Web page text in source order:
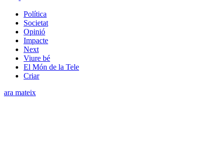
Política
Societat
Opinió
Impacte
Next
Viure bé
El Món de la Tele
Criar
ara mateix